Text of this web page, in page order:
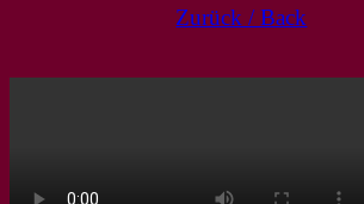
Zurück / Back